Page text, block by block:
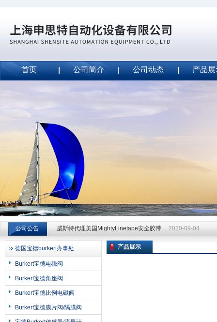
上海申思特自动化设备有限公司
首页 公司简介 公司动态 产品
公司公告
威斯特代理美国MightyLinetape安全胶带 2020-09-04
威斯特代理美国MightyLinetape安全胶带 2020-09-04
威斯特代理美国MightyLinetape安全胶带
德国宝德burkert办事处
Burkert宝德电磁阀
Burkert宝德角座阀
Burkert宝德比例电磁阀
Burkert宝德膜片阀/隔膜阀
产品展示